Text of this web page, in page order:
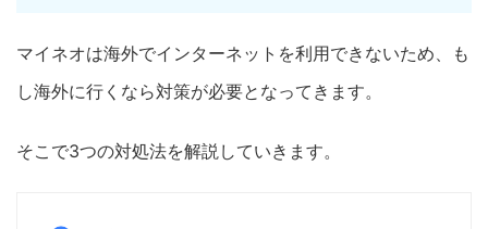
マイネオは海外でインターネットを利用できないため、も
し海外に行くなら対策が必要となってきます。
そこで3つの対処法を解説していきます。